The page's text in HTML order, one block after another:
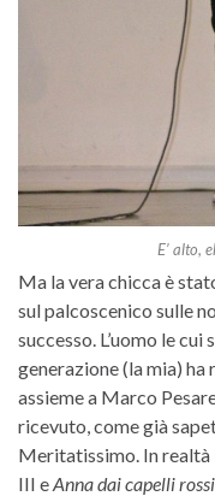
E’ alto,
Ma la vera chicca è
sul palcoscenico sulle
successo. L’uomo le
generazione (la mia)
assieme a Marco
ricevuto, come già
Meritatissimo. In realtà
III eAnna dai capelli rossi